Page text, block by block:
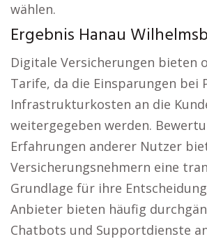
wählen.
Ergebnis Hanau
Digitale Versicherungen bieten
Tarife, da die Einsparungen bei
Infrastrukturkosten an die
weitergegeben werden.
Erfahrungen anderer Nutzer
Versicherungsnehmern eine
Grundlage für ihre
Anbieter bieten häufig
Chatbots und Supportdienste